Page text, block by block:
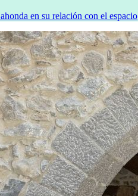
en su relación con el espacio